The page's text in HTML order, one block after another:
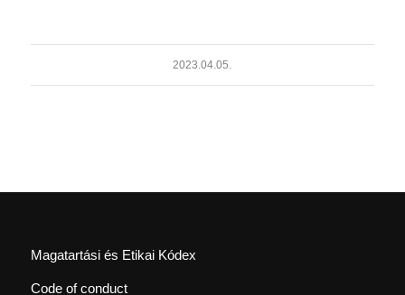
2023.04.05.
Magatartási és Etikai Kódex
Code of conduct